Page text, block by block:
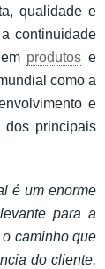
qualidade e
continuidade
produtos e
como a
e
dos principais
é um enorme
para a
caminho que
do cliente.